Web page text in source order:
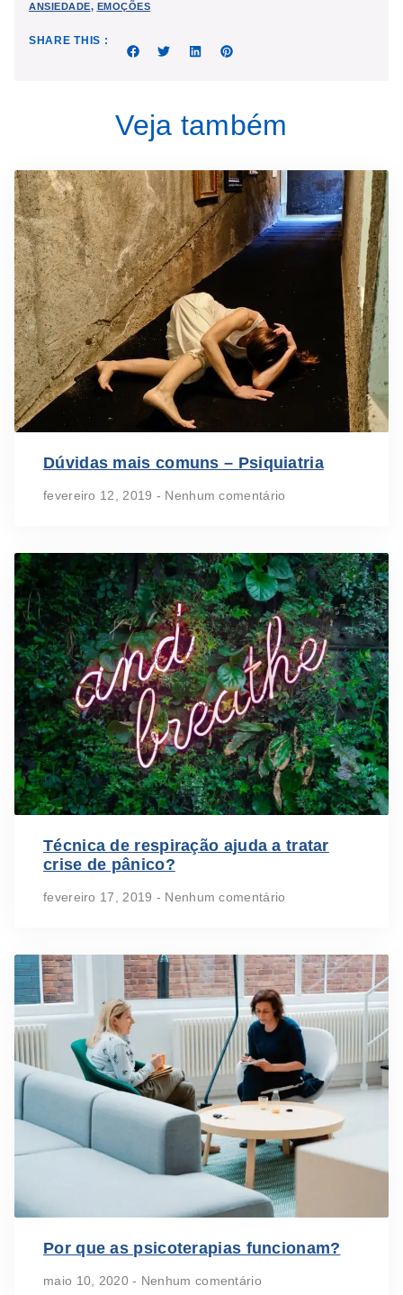
ANSIEDADE, EMOÇÕES
SHARE THIS :
Veja também
Dúvidas mais comuns – Psiquiatria
fevereiro 12, 2019 Nenhum comentário
Técnica de respiração ajuda a tratar
crise de pânico?
fevereiro 17, 2019 Nenhum comentário
Por que as psicoterapias funcionam?
maio 10, 2020 Nenhum comentário